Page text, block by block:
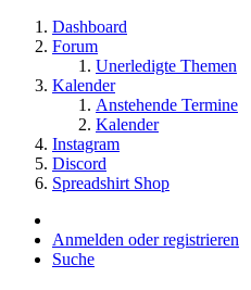
Dashboard
Forum
Unerledigte Themen
Kalender
Anstehende Termine
Kalender
Instagram
Discord
Spreadshirt Shop
Anmelden oder registrieren
Suche